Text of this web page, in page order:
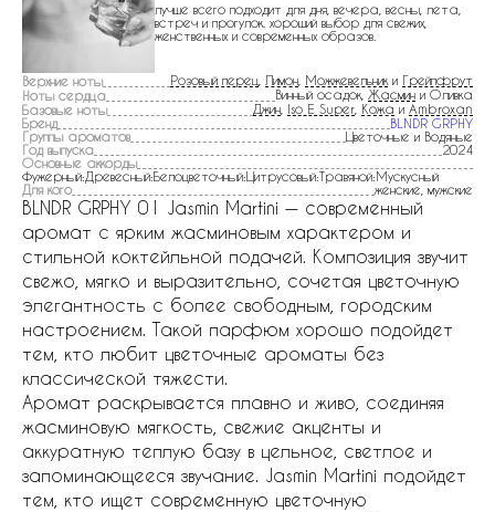
лучше всего подходит для дня, вечера, весны, лета,
встреч и прогулок. хороший выбор для свежих,
женственных и современных образов.
Верхние ноты Розовый перец Лимон Можжевельник и Грейпфрут
Ноты сердца
Винный осадок, Жасмин и Оливка
Базовые ноты
Джин Iso E Super Кожа и Ambroxan
Бренд
BLNDR GRPHY
Группы ароматов
Цветочные и Водяные
Год выпуска
2024
Основные аккорды
Фужерный:Древесный:Белоцветочный:Цитрусовый:Травяной:Мускусный
Для кого
женские, мужские
BLNDR GRPHY 01 Jasmin Martini — современный
аромат с ярким жасминовым характером и
стильной коктейльной подачей. Композиция звучит
свежо, мягко и выразительно, сочетая цветочную
элегантность с более свободным, городским
настроением. Такой парфюм хорошо подойдет
тем, кто любит цветочные ароматы без
классической тяжести.
Аромат раскрывается плавно и живо, соединяя
жасминовую мягкость, свежие акценты и
аккуратную теплую базу в цельное, светлое и
запоминающееся звучание. Jasmin Martini подойдет
тем, кто ищет современную цветочную